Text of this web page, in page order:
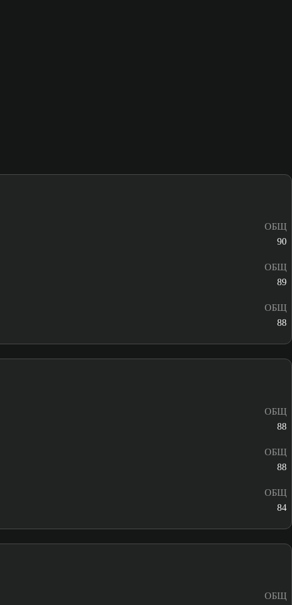
ОБЩ
90
ОБЩ
89
ОБЩ
88
ОБЩ
88
ОБЩ
88
ОБЩ
84
ОБЩ